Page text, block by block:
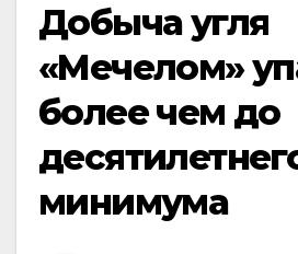
Добыча угля
«Мечелом»
более чем до
минимума